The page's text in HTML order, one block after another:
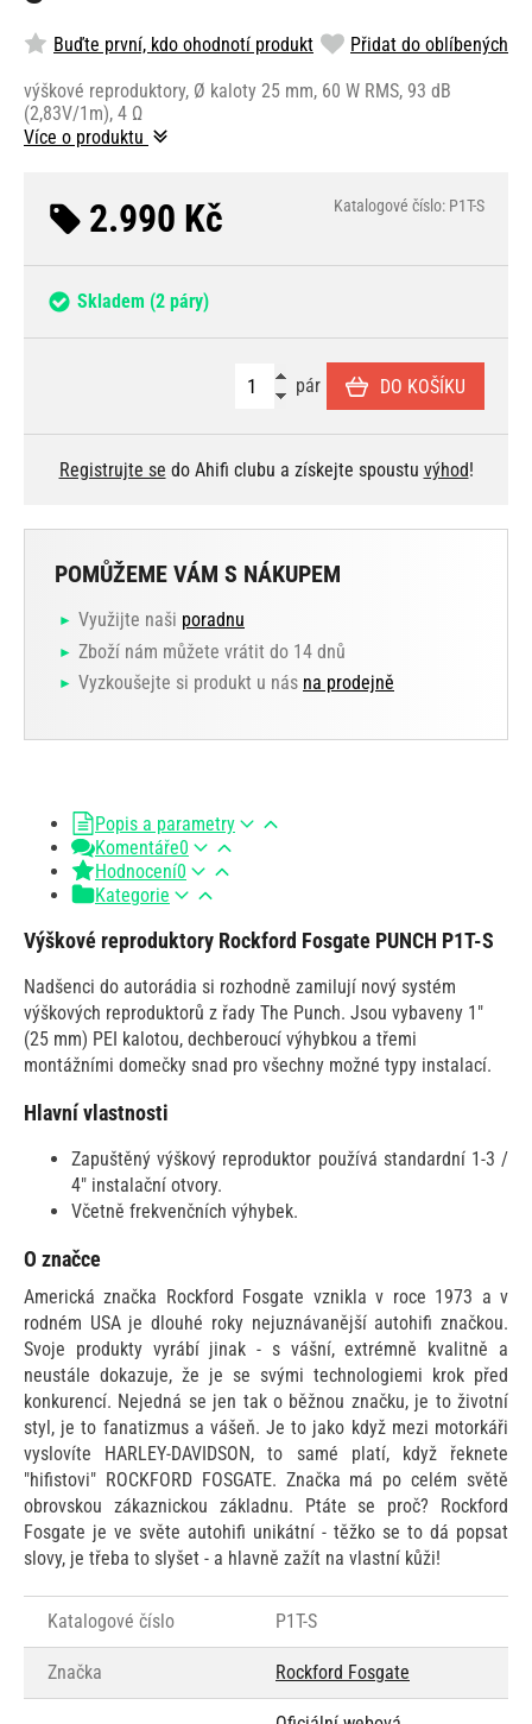
Buďte první, kdo ohodnotí produkt Přidat do oblíbených
výškové reproduktory, Ø kaloty 25 mm, 60 W RMS, 93 dB
(2,83V/1m), 4 Ω
Více o produktu
2.990 Kč Katalogové číslo: P1T-S
Skladem (2 páry)
pár DO KOŠÍKU
Registrujte se do Ahifi clubu a získejte spoustu výhod!
POMŮŽEME VÁM S NÁKUPEM
Využijte naši poradnu
Zboží nám můžete vrátit do 14 dnů
Vyzkoušejte si produkt u nás na prodejně
Popis a parametry
Komentáře0
Hodnocení0
Kategorie
Výškové reproduktory Rockford Fosgate PUNCH P1T-S
Nadšenci do autorádia si rozhodně zamilují nový systém
výškových reproduktorů z řady The Punch. Jsou vybaveny 1"
(25 mm) PEI kalotou, dechberoucí výhybkou a třemi
montážními domečky snad pro všechny možné typy instalací.
Hlavní vlastnosti
Zapuštěný výškový reproduktor používá standardní 1-3 /
4" instalační otvory.
Včetně frekvenčních výhybek.
O značce
Americká značka Rockford Fosgate vznikla v roce 1973 a v
rodném USA je dlouhé roky nejuznávanější autohifi značkou.
Svoje produkty vyrábí jinak - s vášní, extrémně kvalitně a
neustále dokazuje, že je se svými technologiemi krok před
konkurencí. Nejedná se jen tak o běžnou značku, je to životní
styl, je to fanatizmus a vášeň. Je to jako když mezi motorkáři
vyslovíte HARLEY-DAVIDSON, to samé platí, když řeknete
"hifistovi" ROCKFORD FOSGATE. Značka má po celém světě
obrovskou zákaznickou základnu. Ptáte se proč? Rockford
Fosgate je ve světe autohifi unikátní - těžko se to dá popsat
slovy, je třeba to slyšet - a hlavně zažít na vlastní kůži!
Katalogové číslo P1T-S
Značka Rockford Fosgate